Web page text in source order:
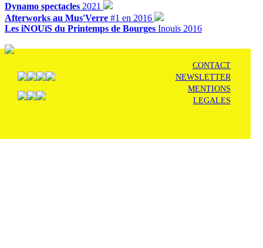
Dynamo spectacles 2021
Afterworks au Mus'Verre #1 en 2016
Les iNOUïS du Printemps de Bourges Inouïs 2016
CONTACT
NEWSLETTER
MENTIONS
LEGALES